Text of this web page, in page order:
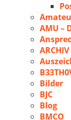
AMU –
ARCHIV
Bilder
BJC
Blog
BMCO